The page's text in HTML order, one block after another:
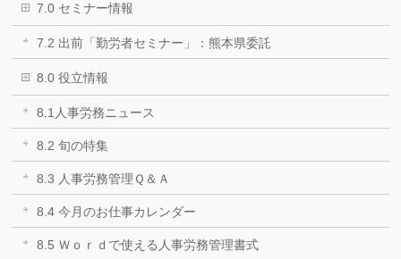
7.0 セミナー情報
7.2 出前「勤労者セミナー」：熊本県委託
8.0 役立情報
8.1人事労務ニュース
8.2 旬の特集
8.3 人事労務管理Ｑ＆Ａ
8.4 今月のお仕事カレンダー
8.5 Ｗｏｒｄで使える人事労務管理書式